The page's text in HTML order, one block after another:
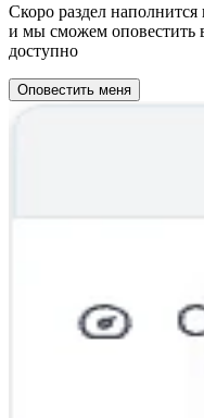
Скоро раздел
и мы сможем оповестить
доступно
Оповестить меня